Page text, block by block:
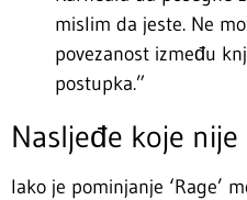
mislim da jeste. Ne
povezanost između
postupka.”
Nasljeđe koje
Iako je pominjanje ‘Rage’